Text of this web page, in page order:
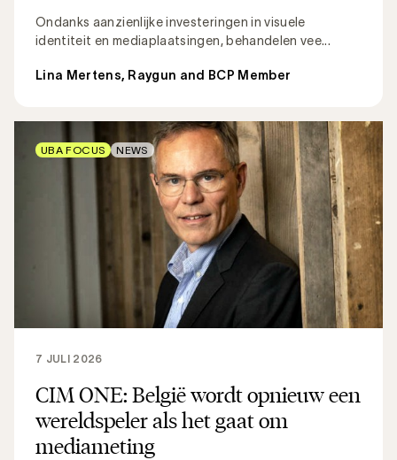
Ondanks aanzienlijke investeringen in visuele
identiteit en mediaplaatsingen, behandelen vee...
Lina Mertens, Raygun and BCP Member
CIM ONE: België wordt opnieuw een
wereldspeler als het gaat om
mediameting
7 JULI 2026
UBA FOCUS NEWS